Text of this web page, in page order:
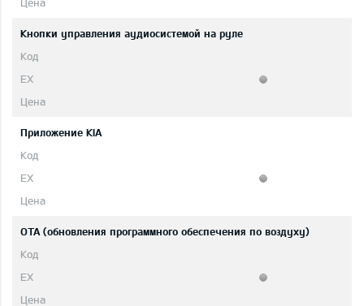
Кнопки управления аудиосистемой на руле
Приложение KIA
OTA (обновления программного обеспечения по воздуху)